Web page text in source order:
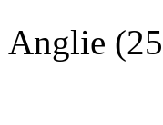
Anglie